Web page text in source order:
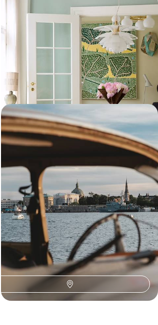
À la mode de Copenhague -
Escapade inspirante au pays du
design
S'échapper quelques jours dans l'une des villes
les plus branchées d'Europe, où s'invente chaque
4 jours, de 1600 à 2000 €
L'essentiel du Danemark - Road-trip
iodé en voiture électrique
De Copenhague à Horsens en passant par l'île de
Fanø, neuf jours pour se convertir au lifestyle
danois
9 jours, de 2100 à 2800 €